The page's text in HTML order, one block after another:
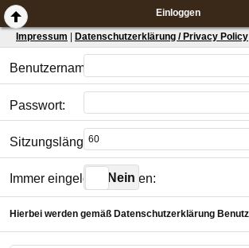
Einloggen
Impressum Datenschutzerklärung / Privacy Policy
Benutzername:
Passwort:
Sitzungslänge in Minuten:
Immer eingeloggt bleiben:
Ja Nein